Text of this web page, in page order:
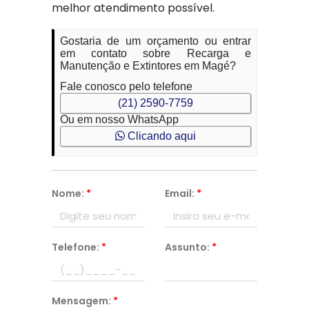
melhor atendimento possível.
Gostaria de um orçamento ou entrar
em contato sobre Recarga e
Manutenção e Extintores em Magé?
Fale conosco pelo telefone
(21) 2590-7759
Ou em nosso WhatsApp
Clicando aqui
Nome: * Email: *
Telefone: * Assunto: *
Mensagem: *